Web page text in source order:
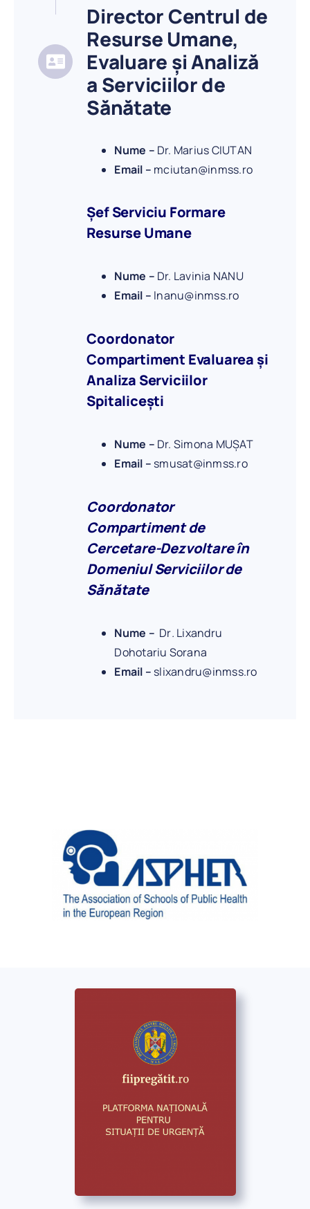
Director Centrul de
Resurse Umane,
Evaluare și Analiză
a Serviciilor de
Sănătate
Nume – Dr. Marius CIUTAN
Email – mciutan@inmss.ro
Șef Serviciu Formare
Resurse Umane
Nume – Dr. Lavinia NANU
Email – lnanu@inmss.ro
Coordonator
Compartiment Evaluarea și
Analiza Serviciilor
Spitalicești
Nume – Dr. Simona MUȘAT
Email – smusat@inmss.ro
Coordonator
Compartiment de
Cercetare-Dezvoltare în
Domeniul Serviciilor de
Sănătate
Nume – Dr. Lixandru
Dohotariu Sorana
Email – slixandru@inmss.ro